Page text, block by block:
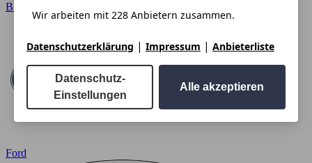
BMW
Ford
Wir arbeiten mit 228 Anbietern zusammen.
Datenschutzerklärung | Impressum | Anbieterliste
Datenschutz-
Einstellungen
Alle akzeptieren